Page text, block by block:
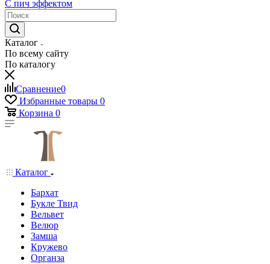
С пич эффектом
Каталог
По всему сайту
По каталогу
Сравнение0
Избранные товары 0
Корзина 0
Каталог
Бархат
Букле Твид
Вельвет
Велюр
Замша
Кружево
Органза